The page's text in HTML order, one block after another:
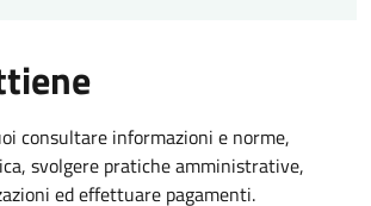
consultare informazioni e norme,
svolgere pratiche amministrative,
ed effettuare pagamenti.